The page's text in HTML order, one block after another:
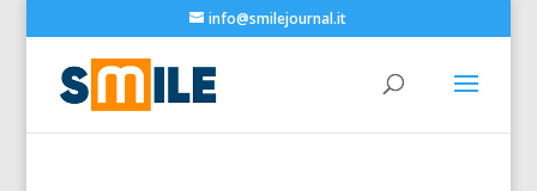
info@smilejournal.it